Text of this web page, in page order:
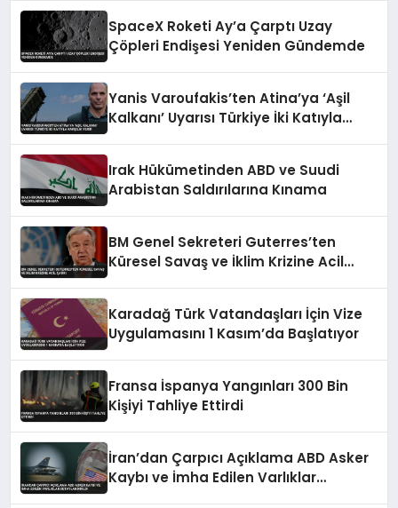
SpaceX Roketi Ay’a Çarptı Uzay
Çöpleri Endişesi Yeniden Gündemde
Yanis Varoufakis’ten Atina’ya ‘Aşil
Kalkanı’ Uyarısı Türkiye İki Katıyla
Irak Hükümetinden ABD ve Suudi
Arabistan Saldırılarına Kınama
BM Genel Sekreteri Guterres’ten
Küresel Savaş ve İklim Krizine Acil
Karadağ Türk Vatandaşları İçin Vize
Uygulamasını 1 Kasım’da Başlatıyor
Fransa İspanya Yangınları 300 Bin
Kişiyi Tahliye Ettirdi
İran’dan Çarpıcı Açıklama ABD Asker
Kaybı ve İmha Edilen Varlıklar